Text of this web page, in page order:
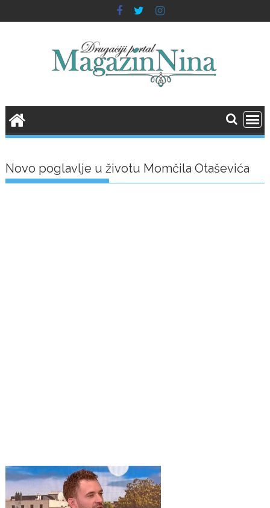
to
Novo poglavlje u životu Momčila Otaševića